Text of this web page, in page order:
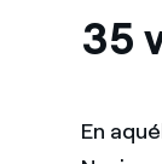
35
En